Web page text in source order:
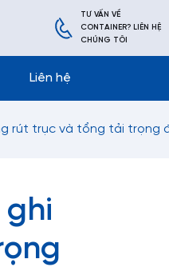
TƯ VẤN VỀ
CONTAINER? LIÊN HỆ
CHÚNG TÔI
Liên hệ
rút trục và tổng tải trọng
ghi